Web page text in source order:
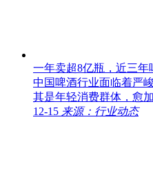
一年卖超8亿瓶，近三年
中国啤酒行业面临着严
其是年轻消费群体，愈
12-15 来源：行业动态